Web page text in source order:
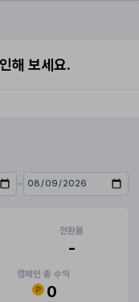
해 보세요.
~
전환율
-
캠페인 총 수익
0